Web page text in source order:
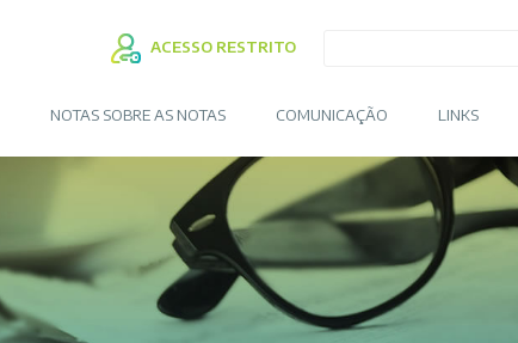
ACESSO RESTRITO
NOTAS SOBRE AS NOTAS COMUNICAÇÃO LINKS